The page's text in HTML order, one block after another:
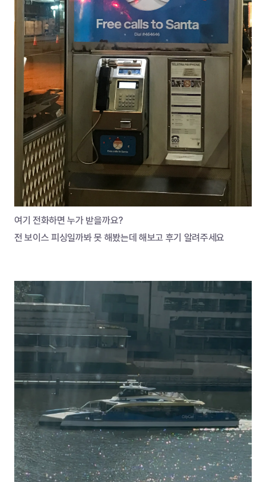
여기 전화하면 누가 받을까요?
전 보이스 피싱일까봐 못 해봤는데 해보고 후기 알려주세요